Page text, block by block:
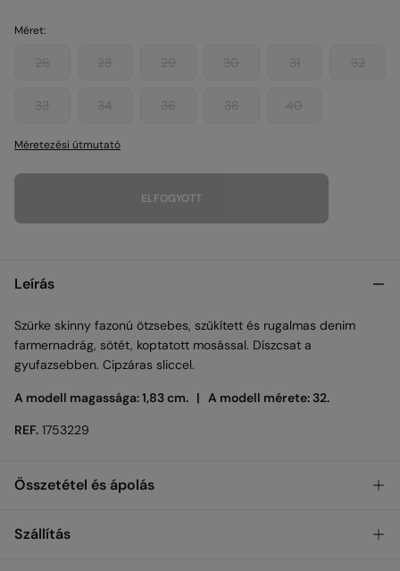
Méret:
26 28 29 30 31 32
33 34 36 38 40
Méretezési útmutató
ELFOGYOTT
Leírás
Szürke skinny fazonú ötzsebes, szűkített és rugalmas denim
farmernadrág, sötét, koptatott mosással. Díszcsat a
gyufazsebben. Cipzáras sliccel.
A modell magassága: 1,83 cm. | A modell mérete: 32.
REF. 1753229
Összetétel és ápolás
Összetétel
Szállítás